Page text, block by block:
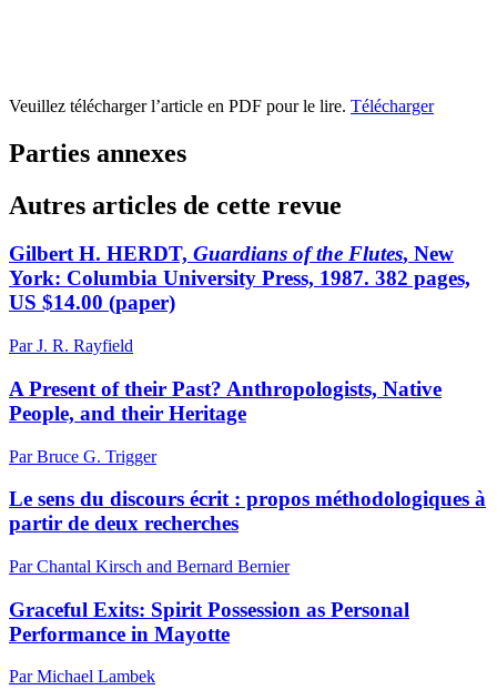
Veuillez télécharger l’article en PDF pour le lire. Télécharger
Parties annexes
Autres articles de cette revue
Gilbert H. HERDT, Guardians of the Flutes, New
York: Columbia University Press, 1987. 382 pages,
US $14.00 (paper)
Par J. R. Rayfield
A Present of their Past? Anthropologists, Native
People, and their Heritage
Par Bruce G. Trigger
Le sens du discours écrit : propos méthodologiques à
partir de deux recherches
Par Chantal Kirsch and Bernard Bernier
Graceful Exits: Spirit Possession as Personal
Performance in Mayotte
Par Michael Lambek